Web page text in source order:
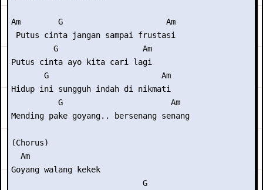
Am        G                      Am
Putus cinta jangan sampai frustasi
         G                  Am
Putus cinta ayo kita cari lagi
       G                        Am
Hidup ini sungguh indah di nikmati
          G                       Am
Mending pake goyang.. bersenang senang
(Chorus)
  Am
Goyang walang kekek
                            G